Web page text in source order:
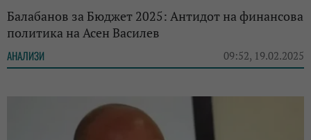
Балабанов за Бюджет 2025: Антидот на финансова
политика на Асен Василев
АНАЛИЗИ 09:52, 19.02.2025